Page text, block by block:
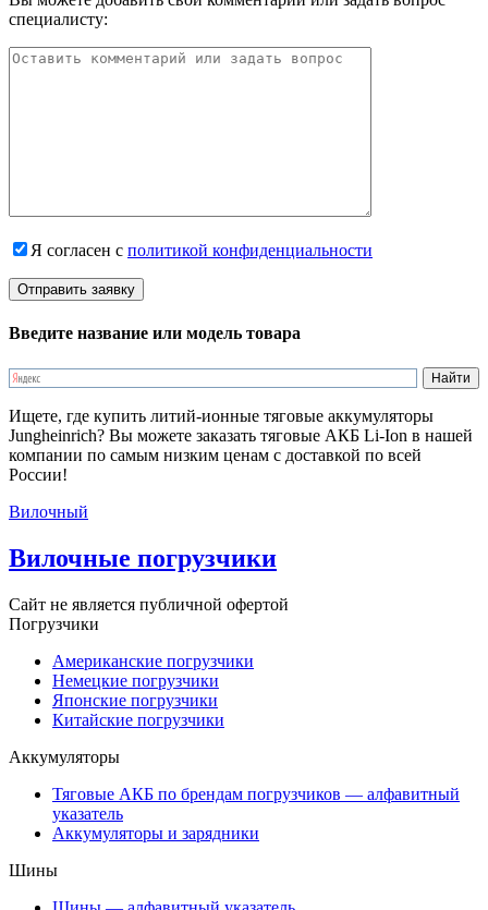
специалисту:
Я согласен с политикой конфиденциальности
Введите название или модель товара
Ищете, где купить литий-ионные тяговые аккумуляторы
Jungheinrich? Вы можете заказать тяговые АКБ Li-Ion в нашей
компании по самым низким ценам с доставкой по всей
России!
Вилочный
Вилочные погрузчики
Сайт не является публичной офертой
Погрузчики
Американские погрузчики
Немецкие погрузчики
Японские погрузчики
Китайские погрузчики
Аккумуляторы
Тяговые АКБ по брендам погрузчиков — алфавитный
указатель
Аккумуляторы и зарядники
Шины